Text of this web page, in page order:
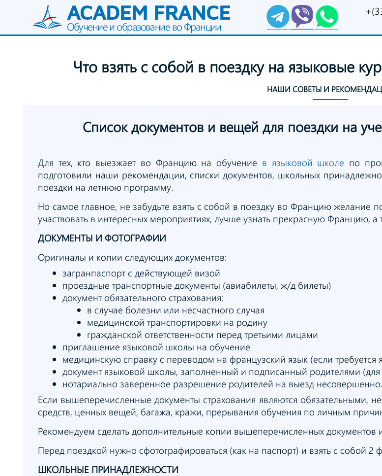
ACADEM FRANCE
Обучение и образование во Франции
Что взять с собой в поездку на языковые
НАШИ СОВЕТЫ И
Списокдокументов и вещей для поездки на
Для тех, кто выезжает во Францию на обучение в языковой школе по
подготовили наши рекомендации, списки документов, школьных
поездки на летнюю программу.
Но самое главное, не забудьте взять с собой в поездку во Францию желание
участвовать в интересных мероприятиях, лучше узнать прекрасную Францию,
ДОКУМЕНТЫ И ФОТОГРАФИИ
Оригиналы и копии следующих документов:
загранпаспорт с действующей визой
проездные транспортные документы (авиабилеты, ж/д билеты)
документ обязательного страхования:
в случае болезни или несчастного случая
медицинской транспортировки на родину
гражданской ответственности перед третьими лицами
приглашение языковой школы на обучение
медицинскую справку с переводом на французский язык (если
документ языковой школы, заполненный и подписанный родителями
нотариально заверенное разрешение родителей на выезд
Если вышеперечисленные документы страхования являются обязательными,
средств, ценных вещей, багажа, кражи, прерывания обучения по личным
Рекомендуем сделать дополнительные копии вышеперечисленных документов
Перед поездкой нужно сфотографироваться (как на паспорт) и взять с собой 2
ШКОЛЬНЫЕ ПРИНАДЛЕЖНОСТИ